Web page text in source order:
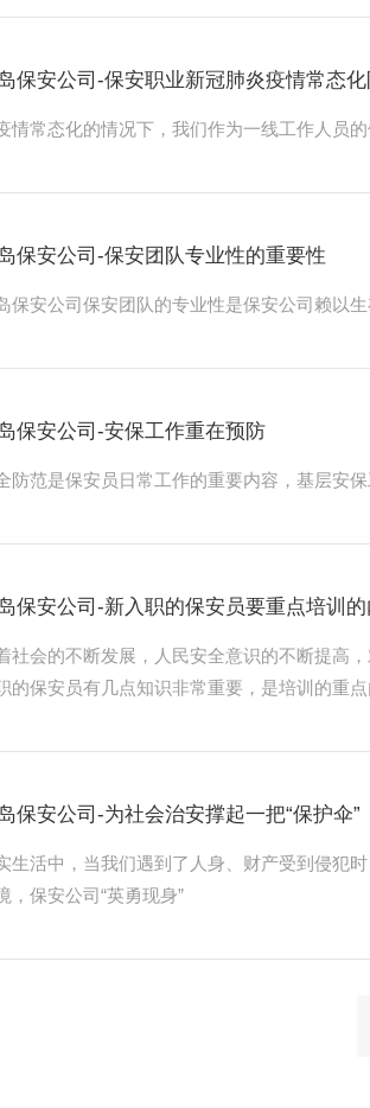
保安公司-保安职业新冠肺炎疫情常态
情常态化的情况下，我们作为一线工作人员
保安公司-保安团队专业性的重要性
保安公司保安团队的专业性是保安公司赖以生
保安公司-安保工作重在预防
防范是保安员日常工作的重要内容，基层安
保安公司-新入职的保安员要重点培训的
社会的不断发展，人民安全意识的不断提高
的保安员有几点知识非常重要，是培训的重点
保安公司-为社会治安撑起一把“保护伞”
生活中，当我们遇到了人身、财产受到侵犯
，保安公司“英勇现身”